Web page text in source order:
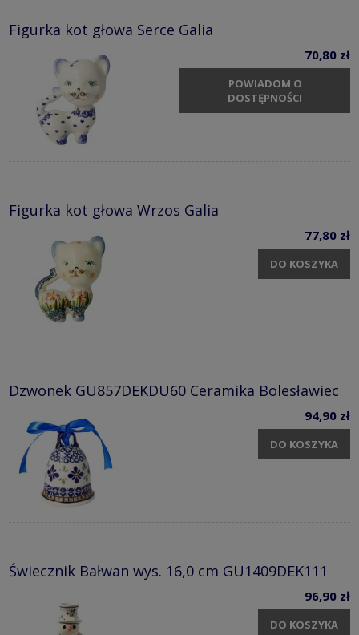
Figurka kot głowa Serce Galia
70,80 zł
POWIADOM O
DOSTĘPNOŚCI
Figurka kot głowa Wrzos Galia
77,80 zł
DO KOSZYKA
Dzwonek GU857DEKDU60 Ceramika Bolesławiec
94,90 zł
DO KOSZYKA
Świecznik Bałwan wys. 16,0 cm GU1409DEK111
96,90 zł
DO KOSZYKA